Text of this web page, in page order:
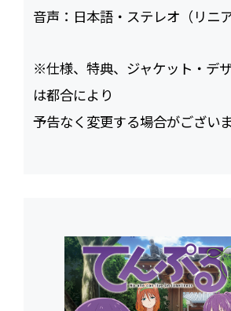
音声： 日本語・ステレオ（リニア
※仕様、特典、ジャケット・デ
は都合により
予告なく変更する場合がございま